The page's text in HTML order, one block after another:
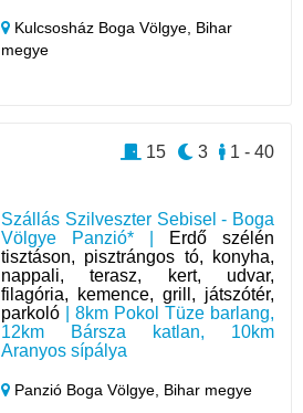
Kulcsosház Boga Völgye, Bihar
megye
Szállás Szilveszter Sebisel - Boga
Völgye Panzió* |
Erdő szélén
tisztáson, pisztrángos tó, konyha,
nappali, terasz, kert, udvar,
filagória, kemence, grill, játszótér,
parkoló | 8km Pokol Tüze barlang,
12km Bársza katlan, 10km
Aranyos sípálya
Panzió Boga Völgye, Bihar megye
1 - 40
3
15